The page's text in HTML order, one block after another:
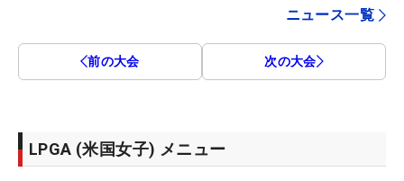
ニュース一覧
前の大会 次の大会
LPGA (米国女子) メニュー